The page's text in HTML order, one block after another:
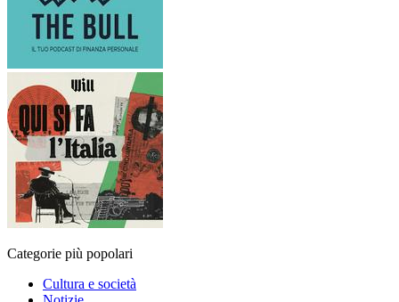
Categorie più popolari
Cultura e società